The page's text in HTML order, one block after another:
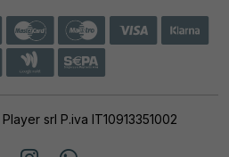
srl P.iva IT10913351002